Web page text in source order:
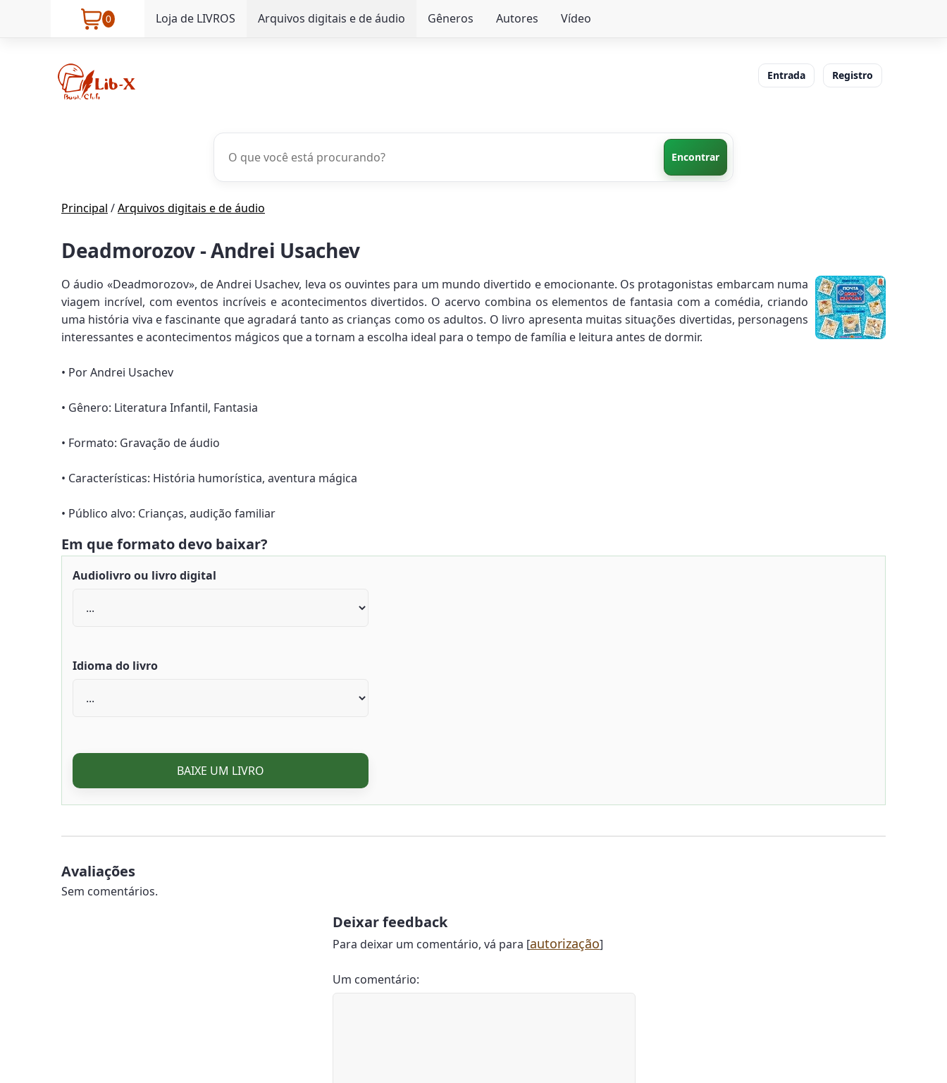
0 Loja de LIVROS Arquivos digitais e de áudio Gêneros Autores Vídeo
Entrada Registro
Encontrar
Principal /Arquivos digitais e de áudio
Deadmorozov - Andrei Usachev
O áudio «Deadmorozov», de Andrei Usachev, leva os ouvintes para um mundo divertido e emocionante. Os protagonistas embarcam numa
viagem incrível, com eventos incríveis e acontecimentos divertidos. O acervo combina os elementos de fantasia com a comédia, criando
uma história viva e fascinante que agradará tanto as crianças como os adultos. O livro apresenta muitas situações divertidas, personagens
interessantes e acontecimentos mágicos que a tornam a escolha ideal para o tempo de família e leitura antes de dormir.
• Por Andrei Usachev
• Gênero: Literatura Infantil, Fantasia
• Formato: Gravação de áudio
• Características: História humorística, aventura mágica
• Público alvo: Crianças, audição familiar
Em que formato devo baixar?
Audiolivro ou livro digital
Idioma do livro
BAIXE UM LIVRO
Avaliações
Sem comentários.
Deixar feedback
Para deixar um comentário, vá para [autorização]
Um comentário: